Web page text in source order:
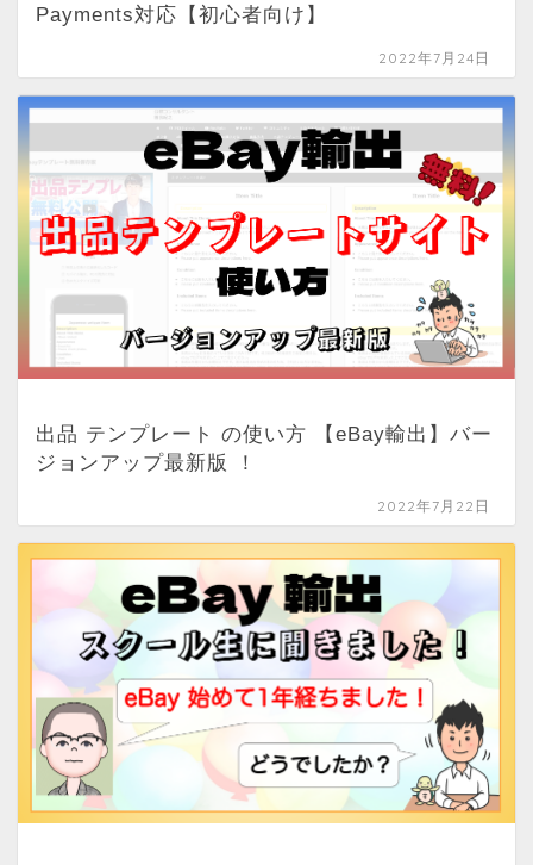
Payments対応【初心者向け】
2022年7月24日
出品 テンプレート の使い方 【eBay輸出】バー
ジョンアップ最新版 ！
2022年7月22日